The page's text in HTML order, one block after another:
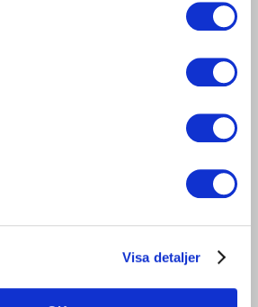
Visa detaljer
ya bi pere biqede, rojên zêdetir bikirin.
we li cem me parkkirî be, divê her gav
kesek bi bagajên xwe li Arlanda an jî
belaş!
we pê hebe, me şopînerên qeşayê yên